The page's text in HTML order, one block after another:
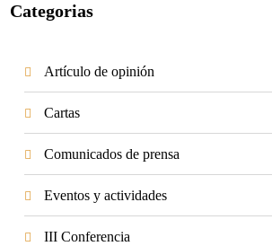
Categorias
Artículo de opinión
Cartas
Comunicados de prensa
Eventos y actividades
III Conferencia